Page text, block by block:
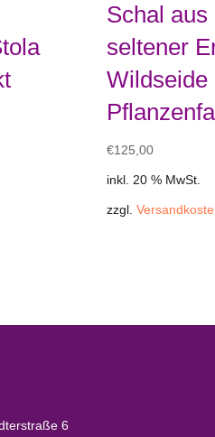
Schal aus
seltener
Wildseide
€125,00
inkl. 20 % MwSt.
zzgl.
6